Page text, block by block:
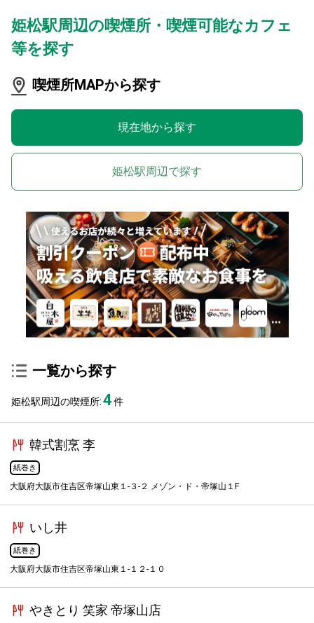
姫松駅周辺の喫煙所・喫煙可能なカフェ
等を探す
喫煙所MAPから探す
現在地から探す
姫松駅周辺で探す
一覧から探す
姫松駅周辺の喫煙所:4件
韓式割烹 李
紙巻き
大阪府大阪市住吉区帝塚山東１-３-２ メゾン・ド・帝塚山１F
いし井
紙巻き
大阪府大阪市住吉区帝塚山東１-１２-１０
やきとり 笑家 帝塚山店